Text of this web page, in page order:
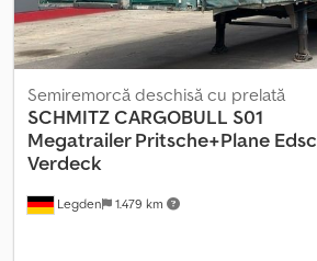
Legden 1.479 km
Semiremorcă deschisă cu prelată
SCHMITZ CARGOBULL S01
Megatrailer Pritsche+Plane
Verdeck